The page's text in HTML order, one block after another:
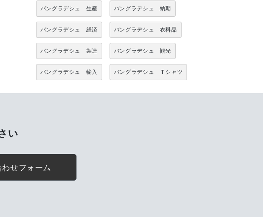
バングラデシュ 生産 バングラデシュ 納期
バングラデシュ 経済 バングラデシュ 衣料品
バングラデシュ 製造 バングラデシュ 観光
バングラデシュ 輸入 バングラデシュ Ｔシャツ
い
せフォーム